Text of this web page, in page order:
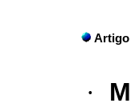
Artigo
·